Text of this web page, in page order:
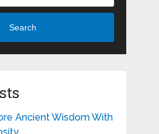
Search
Ancient Wisdom With